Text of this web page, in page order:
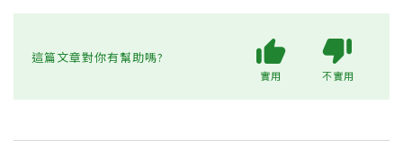
這篇文章對你有幫助嗎?
實用 不實用